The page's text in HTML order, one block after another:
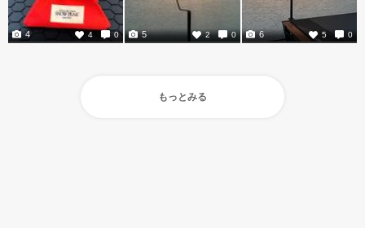
4 0
4 2 0
5 5 0
6
もっとみる